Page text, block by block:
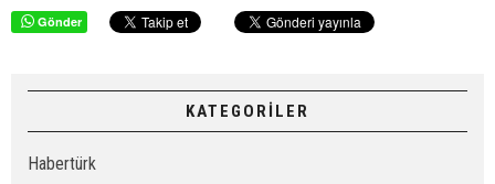
Gönder
KATEGORİLER
Habertürk